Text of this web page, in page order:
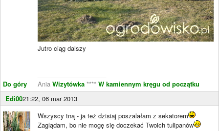
Do góry
Jutro ciąg dalszy
Ania Wizytówka **** W kamiennym kręgu od początku
Edi0021:22, 06 mar 2013
Wszyscy tną - ja też dzisiaj poszalałam z sekatorem
Zaglądam, bo nie mogę się doczekać Twoich tulipanów